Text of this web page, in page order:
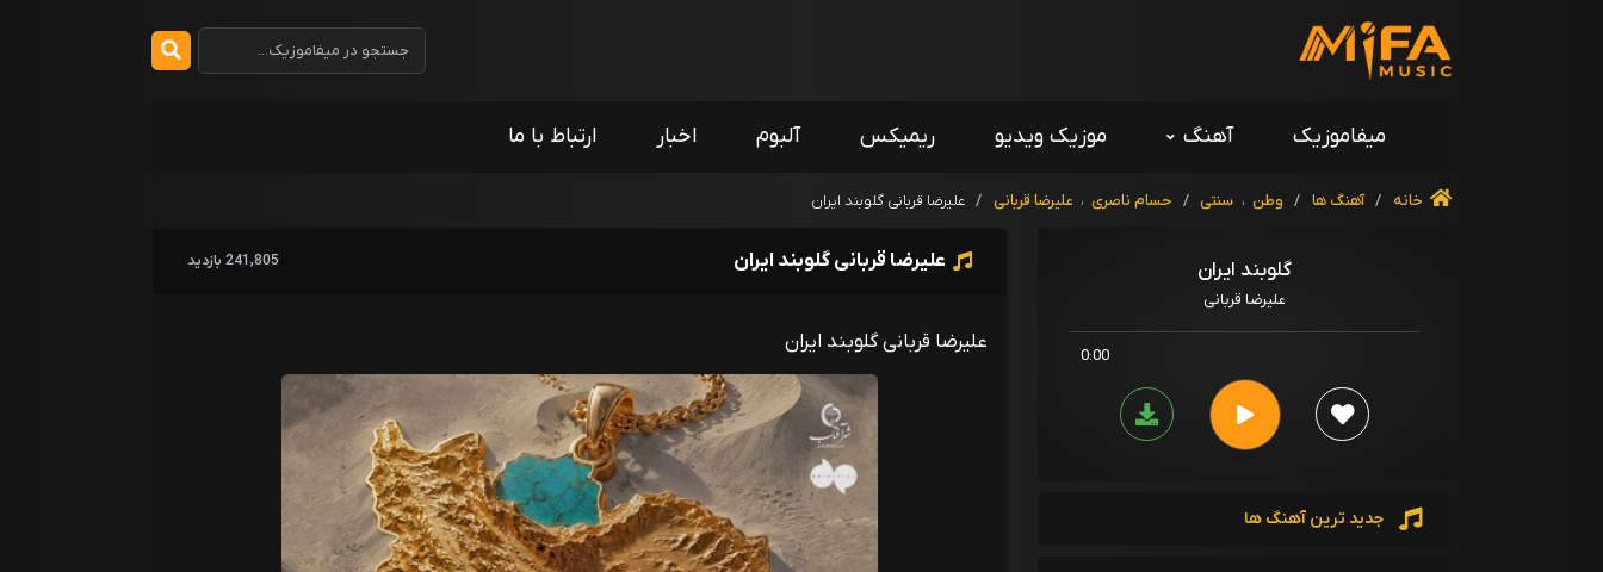
میفاموزیک آهنگ موزیک ویدیو ریمیکس آلبوم اخبار ارتباط با ما
خانه / آهنگ ها / وطن ، سنتی / حسام ناصری ، علیرضا قربانی / علیرضا قربانی گلوبند ایران
گلوبند ایران
علیرضا قربانی
0:00
جدید ترین آهنگ ها
علیرضا قربانی گلوبند ایران 241,805 بازدید
علیرضا قربانی گلوبند ایران